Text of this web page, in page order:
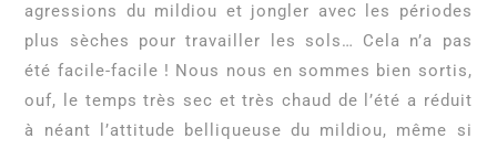
agressions du mildiou et jongler avec les périodes
plus sèches pour travailler les sols… Cela n’a pas
été facile-facile ! Nous nous en sommes bien sortis,
ouf, le temps très sec et très chaud de l’été a réduit
à néant l’attitude belliqueuse du mildiou, même si